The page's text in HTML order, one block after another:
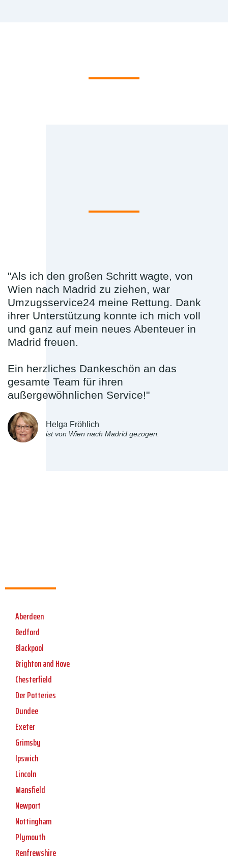
"Als ich den großen Schritt wagte, von
Wien nach Madrid zu ziehen, war
Umzugsservice24 meine Rettung. Dank
ihrer Unterstützung konnte ich mich voll
und ganz auf mein neues Abenteuer in
Madrid freuen.
Ein herzliches Dankeschön an das
gesamte Team für ihren
außergewöhnlichen Service!"
Helga Fröhlich
ist von Wien nach Madrid gezogen.
Aberdeen
Bedford
Blackpool
Brighton and Hove
Chesterfield
Der Potteries
Dundee
Exeter
Grimsby
Ipswich
Lincoln
Mansfield
Newport
Nottingham
Plymouth
Renfrewshire